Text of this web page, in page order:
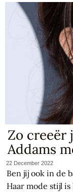
Zo creeër
Addams
22 December 2022
Ben jij ook in de
Haar mode stijl